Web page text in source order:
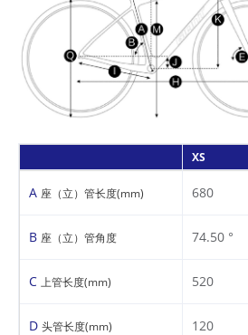
XS
A 座（立）管长度(mm) 680
B 座（立）管角度 74.50 °
C 上管长度(mm) 520
D 头管长度(mm) 120